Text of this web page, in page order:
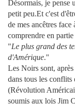
Désormais, je pense
petit peu.Et c'est
de mes ancêtres
comprendre en
"Le plus grand des
d'Amérique."
Les Noirs sont,
dans tous les conflits
(Révolution
soumis aux lois Jim